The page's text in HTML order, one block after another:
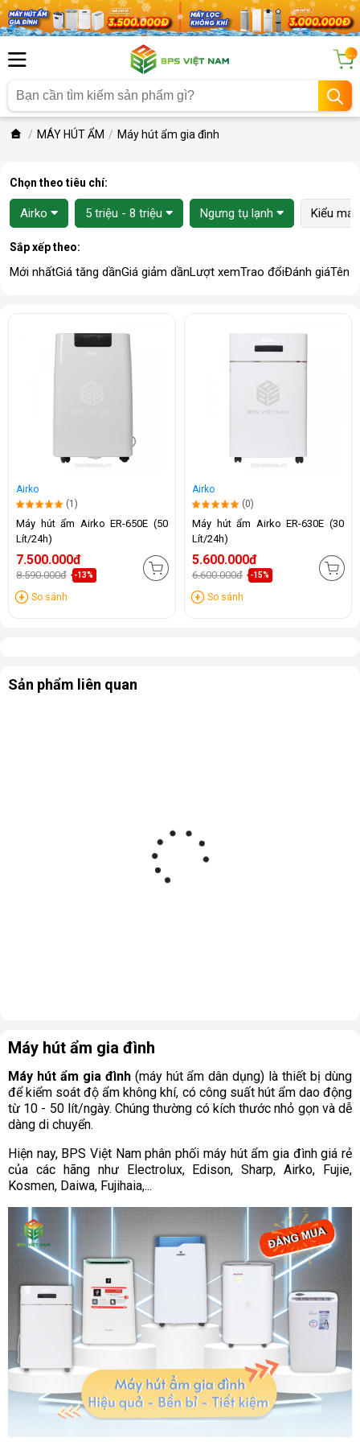
...
MÁY HÚT ẨM Máy hút ẩm gia đình
Chọn theo tiêu chí:
Airko 5 triệu - 8 triệu Ngưng tụ lạnh Kiểu máy
Sắp xếp theo:
Mới nhấtGiá tăng dầnGiá giảm dầnLượt xemTrao đổiĐánh giáTên
Airko
(1)
Máy hút ẩm Airko ER-650E (50
Lít/24h)
7.500.000đ
8.590.000đ -13%
So sánh
Airko
(0)
Máy hút ẩm Airko ER-630E (30
Lít/24h)
5.600.000đ
6.600.000đ -15%
So sánh
Sản phẩm liên quan
Máy hút ẩm gia đình
Máy hút ẩm gia đình(máy hút ẩm dân dụng) là thiết bị dùng
để kiểm soát độ ẩm không khí, có công suất hút ẩm dao động
từ 10 - 50 lít/ngày. Chúng thường có kích thước nhỏ gọn và dễ
dàng di chuyển.
Hiện nay, BPS Việt Nam phân phối máy hút ẩm gia đình giá rẻ
của các hãng như Electrolux, Edison, Sharp, Airko, Fujie,
Kosmen, Daiwa, Fujihaia,...